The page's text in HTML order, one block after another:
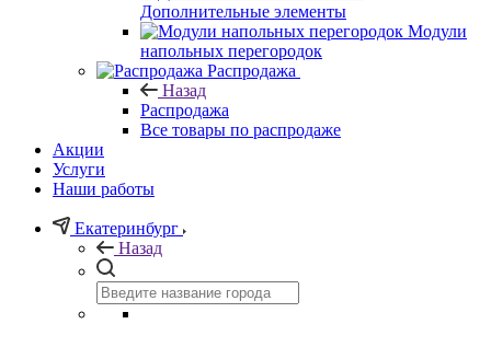
Дополнительные элементы
Модули
напольных перегородок
Распродажа
Назад
Распродажа
Все товары по распродаже
Акции
Услуги
Наши работы
Екатеринбург
Назад